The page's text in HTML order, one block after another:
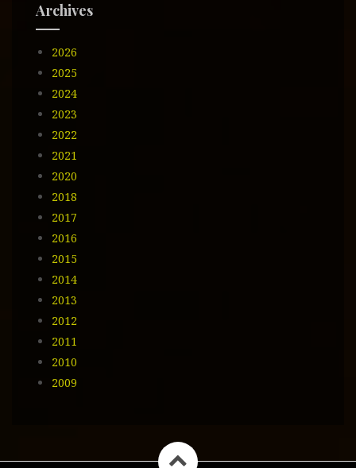
e
m
a
i
l
Archives
2026
2025
2024
2023
2022
2021
2020
2018
2017
2016
2015
2014
2013
2012
2011
2010
2009